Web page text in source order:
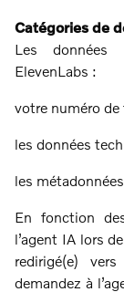
Catégories de
Les données
ElevenLabs :
votre numéro de
les données
les
En fonction
l’agent IA lors
redirigé(e)
demandez à